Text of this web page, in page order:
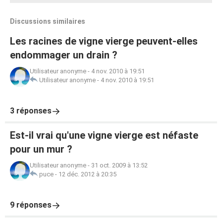
Discussions similaires
Les racines de vigne vierge peuvent-elles
endommager un drain ?
Utilisateur anonyme - 4 nov. 2010 à 19:51
Utilisateur anonyme - 4 nov. 2010 à 19:51
3 réponses
Est-il vrai qu'une vigne vierge est néfaste
pour un mur ?
Utilisateur anonyme - 31 oct. 2009 à 13:52
puce - 12 déc. 2012 à 20:35
9 réponses